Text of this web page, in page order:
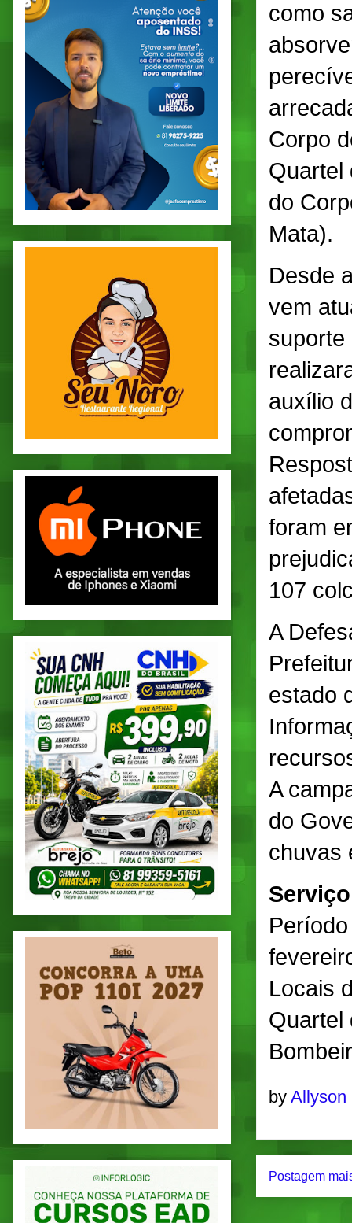
como
Corpo
Quartel
do
Mata).
Desde
vem
suporte
auxílio
foram
107
A
estado
A
do
chuvas
Serviço
Locais
Quartel
by
Postagem